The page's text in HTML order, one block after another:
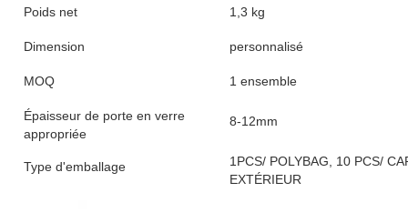
Poids net 1,3 kg
Dimension personnalisé
MOQ 1 ensemble
Épaisseur de porte en verre
appropriée
8-12mm
Type d'emballage
1PCS/ POLYBAG, 10 PCS/
EXTÉRIEUR